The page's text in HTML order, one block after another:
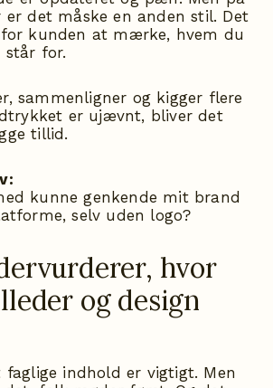
er det måske en anden stil. Det
kunden at mærke, hvem du
står for.
sammenligner og kigger flere
er ujævnt, bliver det
tillid.
kunne genkende mit brand
selv uden logo?
hvor
og design
faglige indhold er vigtigt. Men